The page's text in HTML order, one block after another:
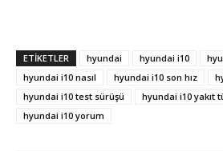
ETIKETLER hyundai hyundai i10
hyundai i10 nasıl
hyundai i10 son hız
hyundai i10 test sürüşü
hyundai i10 yakıt
hyundai i10 yorum